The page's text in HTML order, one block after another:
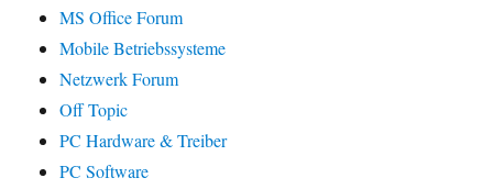
MS Office Forum
Mobile Betriebssysteme
Netzwerk Forum
Off Topic
PC Hardware & Treiber
PC Software